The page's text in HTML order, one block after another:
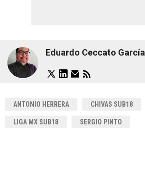
Eduardo Ceccato García
ANTONIO HERRERA CHIVAS SUB18
LIGA MX SUB18 SERGIO PINTO